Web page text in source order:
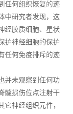
任何组织恢复的迹
中研究者发现，这
经胶质细胞、星状
护神经细胞的保护
任何免疫排斥的迹
并未观察到任何功
髓损伤位点注射干
神经组织元件，